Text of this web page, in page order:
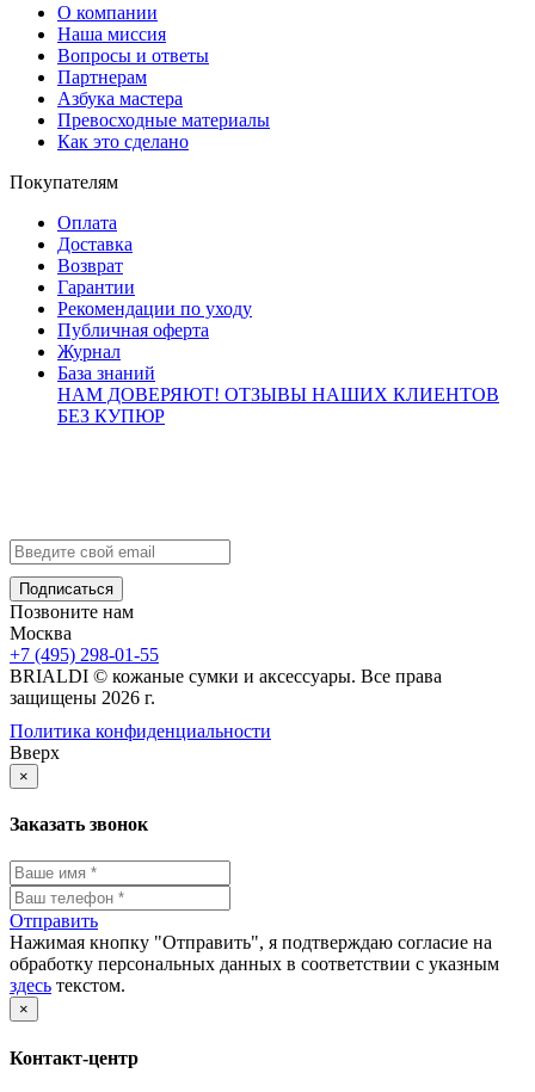
О компании
Наша миссия
Вопросы и ответы
Партнерам
Азбука мастера
Превосходные материалы
Как это сделано
Покупателям
Оплата
Доставка
Возврат
Гарантии
Рекомендации по уходу
Публичная оферта
Журнал
База знаний
НАМ ДОВЕРЯЮТ! ОТЗЫВЫ НАШИХ КЛИЕНТОВ
БЕЗ КУПЮР
Позвоните нам
Москва
+7 (495) 298-01-55
BRIALDI © кожаные сумки и аксессуары. Все права
защищены 2026 г.
Политика конфиденциальности
Вверх
×
Заказать звонок
Отправить
Нажимая кнопку "Отправить", я подтверждаю согласие на
обработку персональных данных в соответствии с указным
здесь текстом.
×
Контакт-центр